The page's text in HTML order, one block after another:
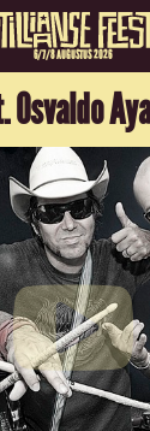
6/7/8 AUGUSTUS 2026
Osvaldo